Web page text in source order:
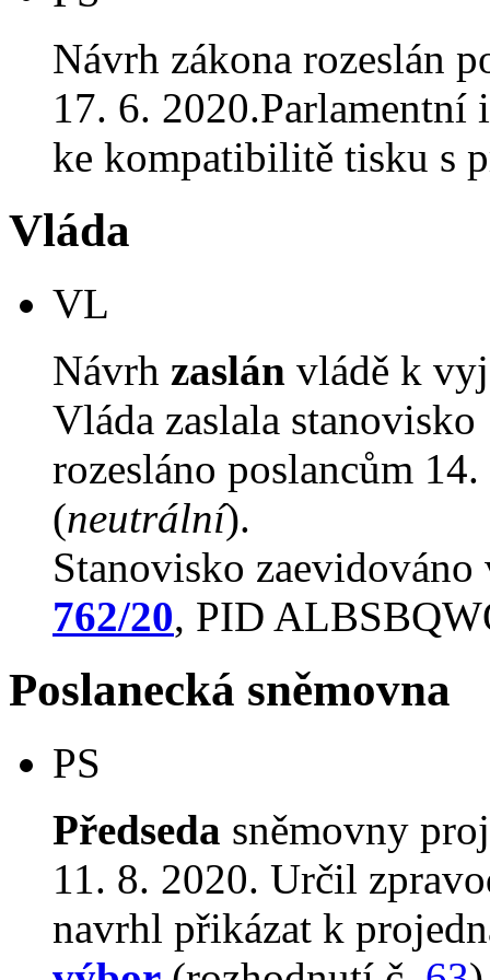
Návrh zákona rozeslán
17. 6.
ke kompatibilitě tisku s
Vláda
VL
Návrh zaslán vládě k
Vláda zaslala
rozesláno poslancům
(neutrální).
Stanovisko
762/20, PID
Poslanecká sněmovna
PS
Předseda sněmovny
11. 8. 2020. Určil
navrhl přikázat k